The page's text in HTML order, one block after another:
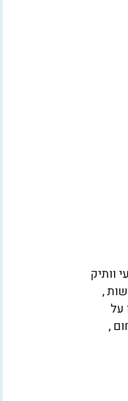
וותיק
,
על
,